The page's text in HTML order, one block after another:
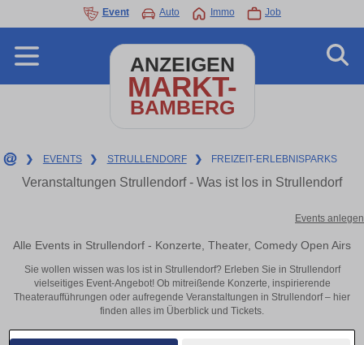
Event Auto Immo Job
ANZEIGEN
MARKT-
BAMBERG
❯ EVENTS ❯ STRULLENDORF ❯ FREIZEIT-ERLEBNISPARKS
Veranstaltungen Strullendorf - Was ist los in Strullendorf
Events anlegen
Alle Events in Strullendorf - Konzerte, Theater, Comedy Open Airs
Sie wollen wissen was los ist in Strullendorf? Erleben Sie in Strullendorf
vielseitiges Event-Angebot! Ob mitreißende Konzerte, inspirierende
Theateraufführungen oder aufregende Veranstaltungen in Strullendorf – hier
finden alles im Überblick und Tickets.